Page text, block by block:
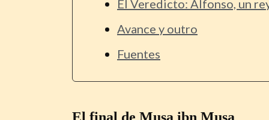
El Veredicto: Alfonso, un
Avance y outro
Fuentes